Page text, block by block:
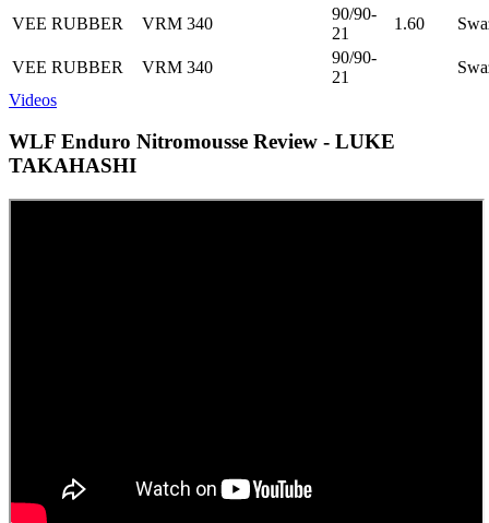
VEE RUBBER VRM 340
90/90-
21
1.60
VEE RUBBER VRM 340
90/90-
21
Videos
WLF Enduro Nitromousse Review - LUKE
TAKAHASHI